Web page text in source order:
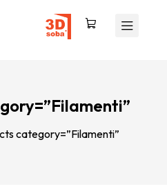
category=”Filamenti”